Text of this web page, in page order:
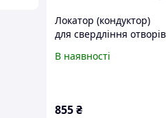
Локатор (кондуктор)
для свердління отворів
локатор для свердління
В наявності
855₴